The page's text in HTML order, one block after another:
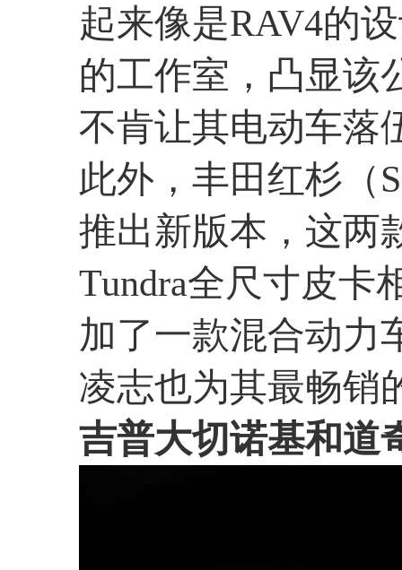
起来像是RAV4的
的工作室，凸显该
不肯让其电动车落
此外，丰田红杉（
推出新版本，这两
Tundra全尺寸皮卡
加了一款混合动力
凌志也为其最畅销
吉普大切诺基和道